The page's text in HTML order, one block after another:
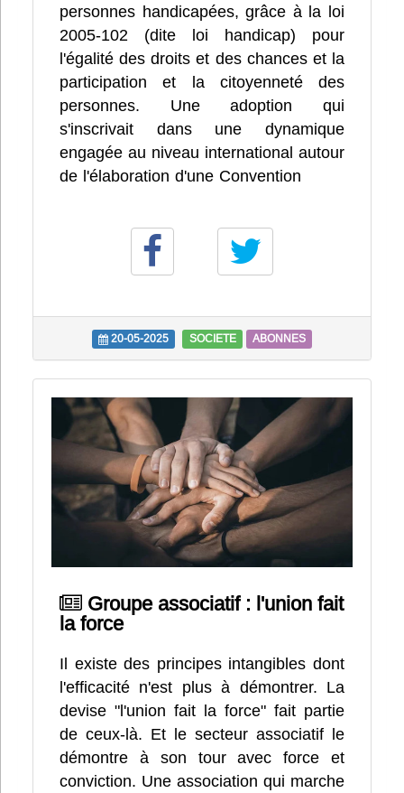
personnes handicapées, grâce à la loi
2005-102 (dite loi handicap) pour
l'égalité des droits et des chances et la
participation et la citoyenneté des
personnes. Une adoption qui
s'inscrivait dans une dynamique
engagée au niveau international autour
de l'élaboration d'une Convention
20-05-2025 SOCIETE ABONNES
Groupe associatif : l'union fait
la force
Il existe des principes intangibles dont
l'efficacité n'est plus à démontrer. La
devise "l'union fait la force" fait partie
de ceux-là. Et le secteur associatif le
démontre à son tour avec force et
conviction. Une association qui marche